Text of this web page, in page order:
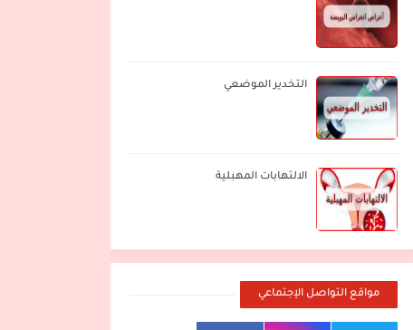
التخدير الموضعي
الالتهابات المهبلية
مواقع التواصل الإجتماعي